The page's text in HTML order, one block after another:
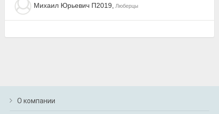
Михаил Юрьевич П2019, Люберцы
О компании